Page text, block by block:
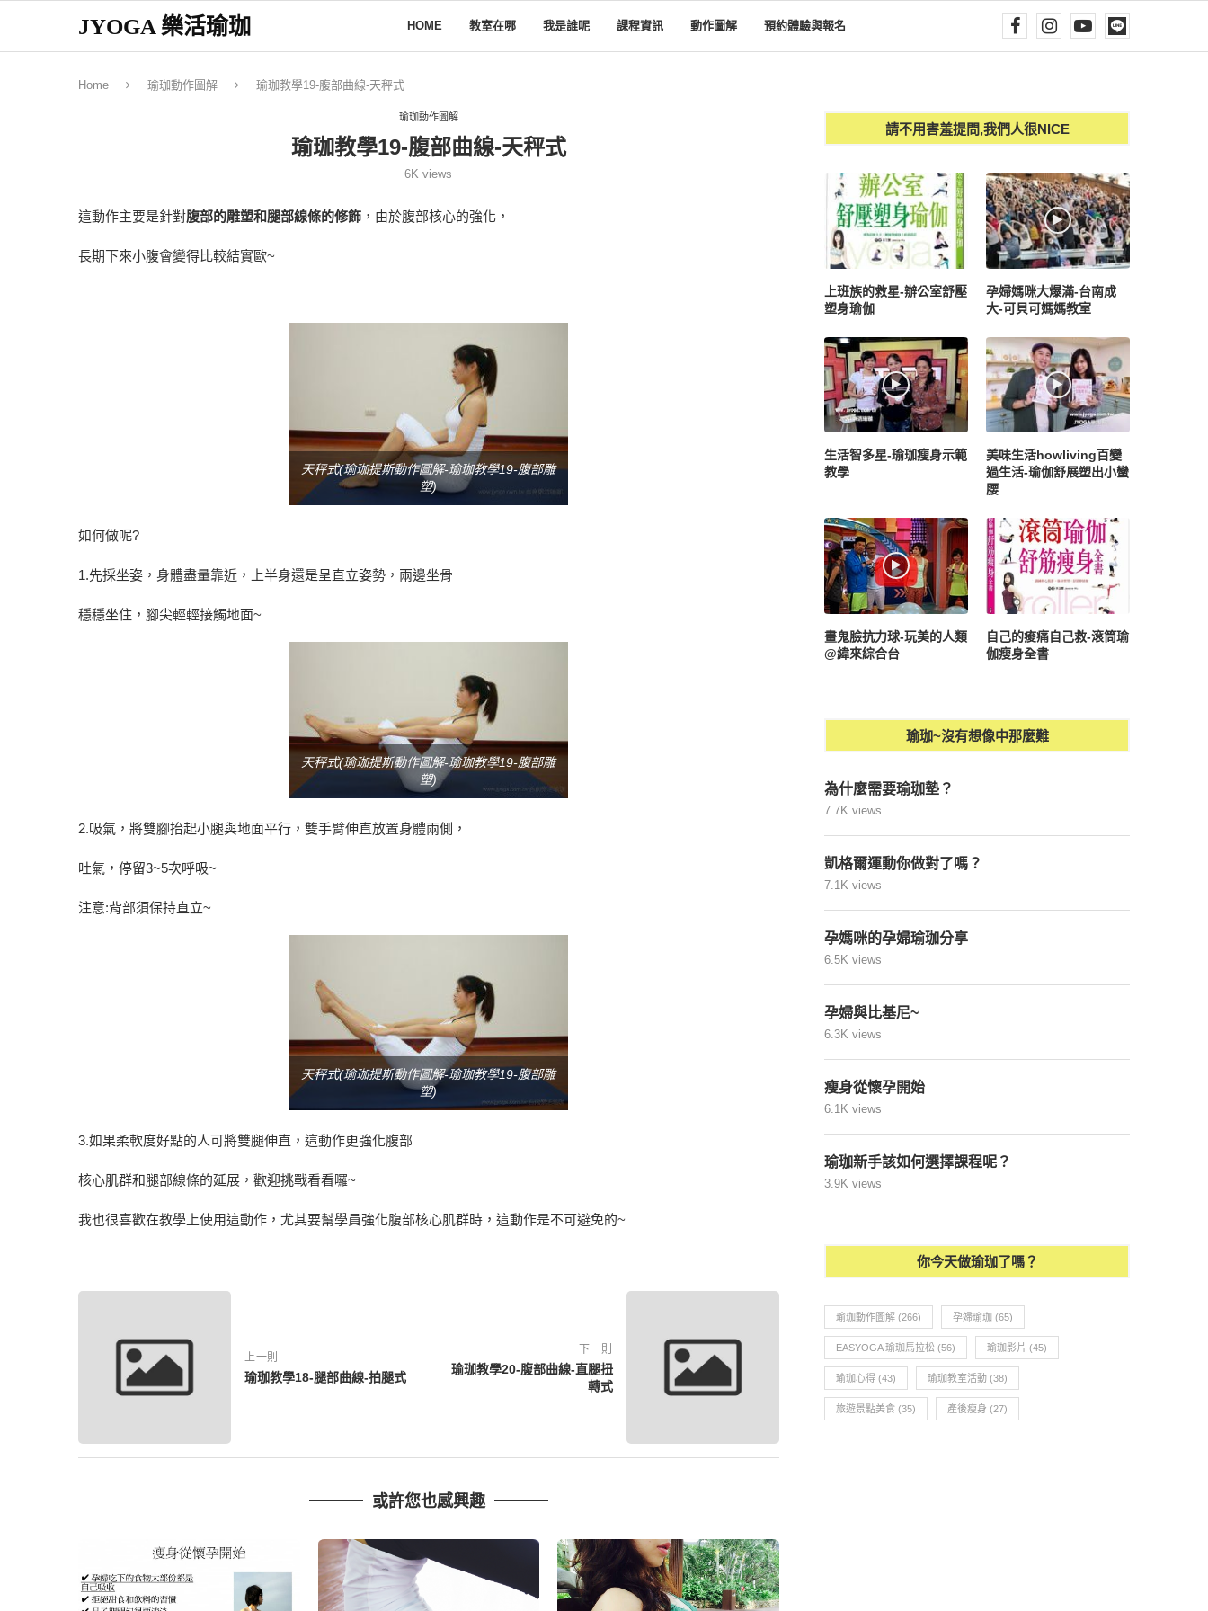
JYOGA 樂活瑜珈 HOME 教室在哪 我是誰呢 課程資訊 動作圖解 預約體驗與報名
Home 瑜珈動作圖解 瑜珈教學19-腹部曲線-天秤式
瑜珈動作圖解
瑜珈教學19-腹部曲線-天秤式
6K views
這動作主要是針對腹部的雕塑和腿部線條的修飾 ，由於腹部核心的強化，
長期下來小腹會變得比較結實歐~
天秤式(瑜珈提斯動作圖解-瑜珈教學19-腹部雕
塑)
如何做呢?
1.先採坐姿，身體盡量靠近，上半身還是呈直立姿勢，兩邊坐骨
穩穩坐住，腳尖輕輕接觸地面~
天秤式(瑜珈提斯動作圖解-瑜珈教學19-腹部雕
塑)
2.吸氣，將雙腳抬起小腿與地面平行，雙手臂伸直放置身體兩側，
吐氣，停留3~5次呼吸~
注意:背部須保持直立~
天秤式(瑜珈提斯動作圖解-瑜珈教學19-腹部雕
塑)
3.如果柔軟度好點的人可將雙腿伸直，這動作更強化腹部
核心肌群和腿部線條的延展，歡迎挑戰看看囉~
我也很喜歡在教學上使用這動作，尤其要幫學員強化腹部核心肌群時，這動作是不可避免的~
上一則
瑜珈教學18-腿部曲線-拍腿式
下一則
瑜珈教學20-腹部曲線-直腿扭
轉式
或許您也感興趣
請不用害羞提問,我們人很NICE
上班族的救星-辦公室舒壓
塑身瑜伽
孕婦媽咪大爆滿-台南成
大-可貝可媽媽教室
生活智多星-瑜珈瘦身示範
教學
美味生活howliving百變
過生活-瑜伽舒展塑出小蠻
腰
畫鬼臉抗力球-玩美的人類
@緯來綜合台
自己的痠痛自己救-滾筒瑜
伽瘦身全書
瑜珈~沒有想像中那麼難
為什麼需要瑜珈墊？
7.7K views
凱格爾運動你做對了嗎？
7.1K views
孕媽咪的孕婦瑜珈分享
6.5K views
孕婦與比基尼~
6.3K views
瘦身從懷孕開始
6.1K views
瑜珈新手該如何選擇課程呢？
3.9K views
你今天做瑜珈了嗎？
瑜珈動作圖解 (266) 孕婦瑜珈 (65)
EASYOGA 瑜珈馬拉松 (56) 瑜珈影片 (45)
瑜珈心得 (43) 瑜珈教室活動 (38)
旅遊景點美食 (35) 產後瘦身 (27)